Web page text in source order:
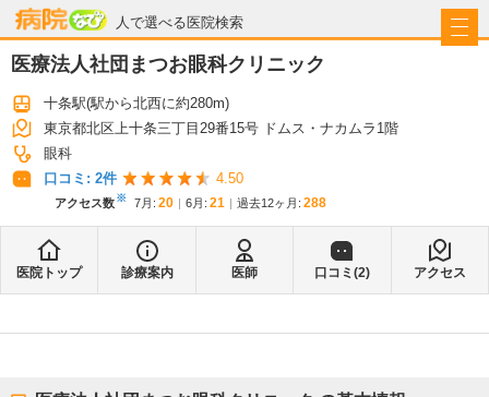
人で選べる医院検索
病院なび
医療法人社団まつお眼科クリニック
十条駅(駅から北西に約280m)
東京都北区上十条三丁目29番15号 ドムス・ナカムラ1階
眼科
口コミ: 2件 4.50
アクセス数※ 7月 : 20 6月 : 21 過去12ヶ月: 288
医院トップ 診療案内 医師 口コミ(2) アクセス